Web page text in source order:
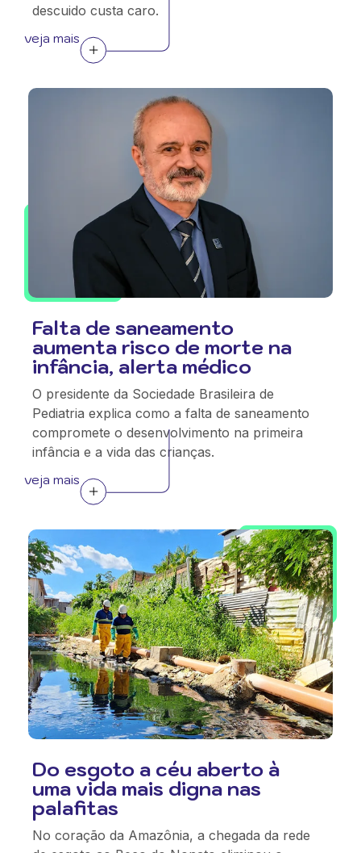
descuido custa caro.
veja mais
Falta de saneamento
aumenta risco de morte na
infância, alerta médico
O presidente da Sociedade Brasileira de
Pediatria explica como a falta de saneamento
compromete o desenvolvimento na primeira
infância e a vida das crianças.
veja mais
Do esgoto a céu aberto à
uma vida mais digna nas
palafitas
No coração da Amazônia, a chegada da rede